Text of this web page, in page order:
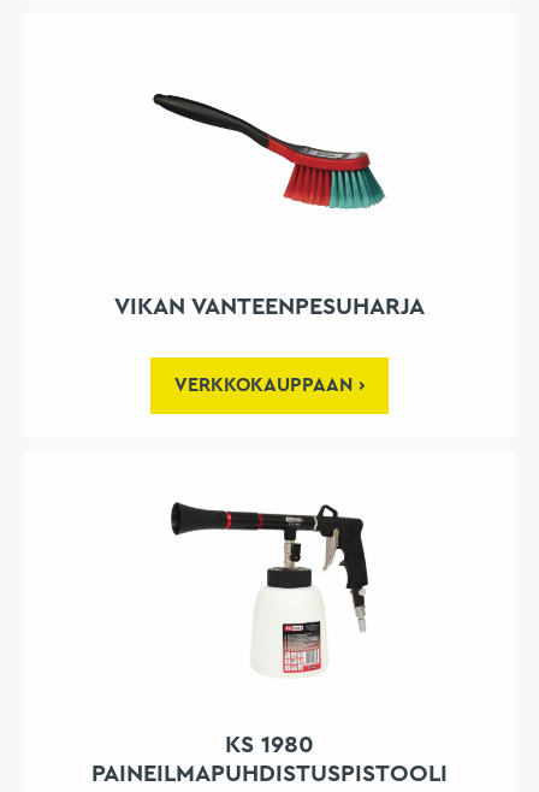
VIKAN VANTEENPESUHARJA
VERKKOKAUPPAAN
KS 1980
PAINEILMAPUHDISTUSPISTOOLI